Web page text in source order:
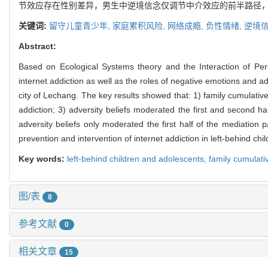
节效应存在性别差异，男生中逆境信念仅调节中介效应的前半路
关键词: 留守儿童青少年, 家庭累积风险, 网络成瘾, 负性情绪, 逆境
Abstract:
Based on Ecological Systems theory and the Interaction of
internet addiction as well as the roles of negative emotions and
city of Lechang. The key results showed that: 1) family
addiction; 3) adversity beliefs moderated the first and second
adversity beliefs only moderated the first half of the mediation
prevention and intervention of internet addiction in left-behind
Key words: left-behind children and adolescents, family
图/表 8
参考文献 0
相关文章 15